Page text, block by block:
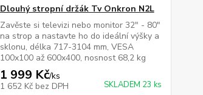
Dlouhý stropní držák Tv Onkron N2L
Zavěste si televizi nebo monitor 32" - 80"
na strop a nastavte ho do ideální výšky a
sklonu, délka 717-3104 mm, VESA
100x100 až 600x400, nosnost 68,2 kg
1 999 Kč/ks
1 652 Kč bez DPH SKLADEM 23 ks